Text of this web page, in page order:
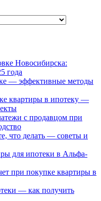
Новосибирска:
года
— эффективные методы
квартиры в ипотеку —
с продавцом при
что делать — советы и
для ипотеки в Альфа-
при покупке квартиры в
— как получить